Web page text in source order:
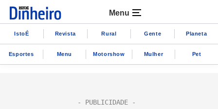
Menu
IstoÉ Revista Rural Gente Planeta
Esportes Menu Motorshow Mulher Pet